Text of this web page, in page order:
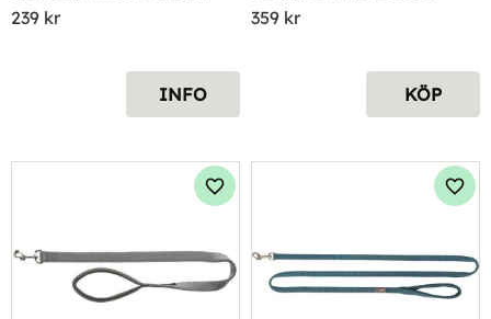
239 kr
INFO
359 kr
KÖP
Lägg till i favoriter